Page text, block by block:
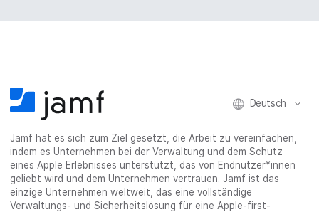
Deutsch
Jamf hat es sich zum Ziel gesetzt, die Arbeit zu vereinfachen,
indem es Unternehmen bei der Verwaltung und dem Schutz
eines Apple Erlebnisses unterstützt, das von Endnutzer*innen
geliebt wird und dem Unternehmen vertrauen. Jamf ist das
einzige Unternehmen weltweit, das eine vollständige
Verwaltungs- und Sicherheitslösung für eine Apple-first-